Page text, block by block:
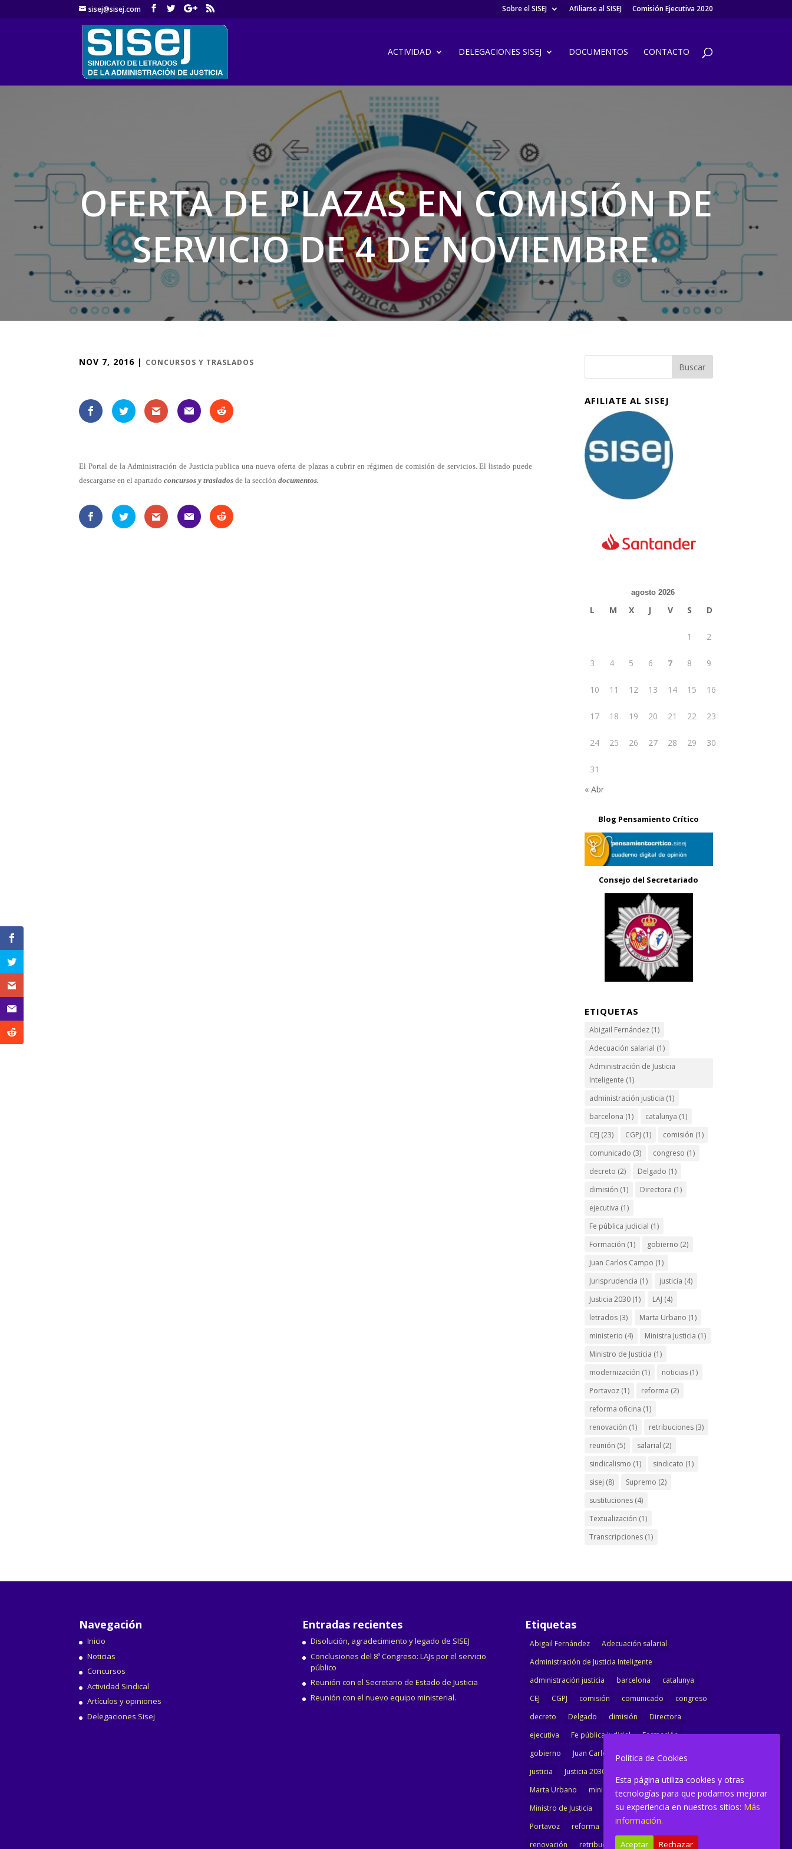
sisej@sisej.com Sobre el SISEJ Afiliarse al SISEJ Comisión Ejecutiva 2020
ACTIVIDAD DELEGACIONES SISEJ DOCUMENTOS CONTACTO
'
OFERTA DE PLAZAS EN COMISIÓN DE
SERVICIO DE 4 DE NOVIEMBRE.
NOV 7, 2016 | CONCURSOS Y TRASLADOS
El Portal de la Administración de Justicia publica una nueva oferta de plazas a cubrir en régimen de comisión de servicios. El listado puede
descargarse en el apartadoconcursos y traslados de la seccióndocumentos.
AFILIATE AL SISEJ
agosto 2026
L M X J V S D
1 2
3 4 5 6 7 8 9
10 11 12 13 14 15 16
17 18 19 20 21 22 23
24 25 26 27 28 29 30
31
« Abr
Blog Pensamiento Crítico
Consejo del Secretariado
ETIQUETAS
Abigail Fernández (1)
Adecuación salarial (1)
Administración de Justicia
Inteligente (1)
administración justicia (1)
barcelona (1) catalunya (1)
CEJ (23) CGPJ (1) comisión (1)
comunicado (3) congreso (1)
decreto (2) Delgado (1)
dimisión (1) Directora (1)
ejecutiva (1)
Fe pública judicial (1)
Formación (1) gobierno (2)
Juan Carlos Campo (1)
Jurisprudencia (1) justicia (4)
Justicia 2030 (1) LAJ (4)
letrados (3) Marta Urbano (1)
ministerio (4) Ministra Justicia (1)
Ministro de Justicia (1)
modernización (1) noticias (1)
Portavoz (1) reforma (2)
reforma oficina (1)
renovación (1) retribuciones (3)
reunión (5) salarial (2)
sindicalismo (1) sindicato (1)
sisej (8) Supremo (2)
sustituciones (4)
Textualización (1)
Transcripciones (1)
Navegación
Inicio
Noticias
Concursos
Actividad Sindical
Artículos y opiniones
Delegaciones Sisej
Entradas recientes
Disolución, agradecimiento y legado de SISEJ
Conclusiones del 8º Congreso: LAJs por el servicio
público
Reunión con el Secretario de Estado de Justicia
Reunión con el nuevo equipo ministerial.
Etiquetas
Abigail Fernández
Adecuación salarial
Administración de Justicia Inteligente
administración justicia
barcelona
catalunya
CEJ
CGPJ comisión comunicado
congreso
decreto
Delgado dimisión
Directora
ejecutiva
Fe pública judicial
Formación
gobierno
Juan Carlos Campo
Jurisprudencia
justicia
Justicia 2030
Marta Urbano
ministerio
Ministra Justicia
Ministro de Justicia
modernización
noticias
Portavoz
reforma
reforma oficina
renovación
retribuciones reunión salarial
Política de Cookies
Esta página utiliza cookies y otras
tecnologías para que podamos mejorar
su experiencia en nuestros sitios: Más
información.
Aceptar Rechazar